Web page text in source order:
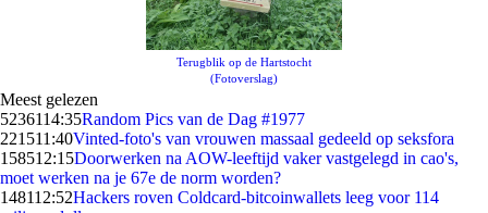
Terugblik op de Hartstocht
(Fotoverslag)
Meest gelezen
5236114:35Random Pics van de Dag #1977
221511:40Vinted-foto's van vrouwen massaal gedeeld op seksfora
158512:15Doorwerken na AOW-leeftijd vaker vastgelegd in cao's,
moet werken na je 67e de norm worden?
148112:52Hackers roven Coldcard-bitcoinwallets leeg voor 114